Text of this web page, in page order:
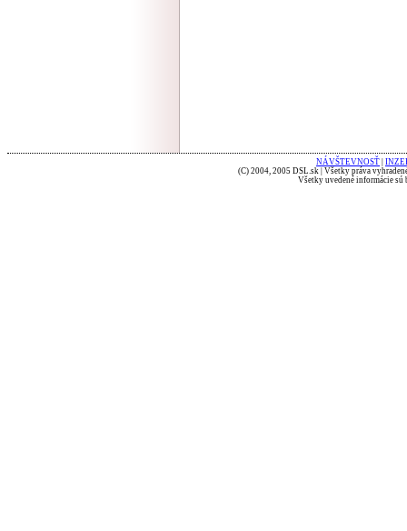
NÁVŠTEVNOSŤ
(C) 2004, 2005 DSL.sk | Všetky práva
Všetky uvedené informácie sú